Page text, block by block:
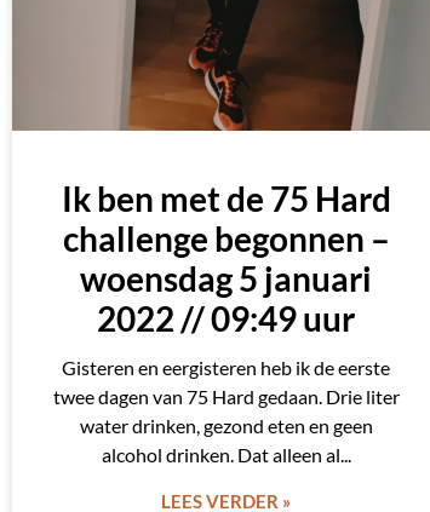
Ik ben met de 75 Hard
challenge begonnen –
woensdag 5 januari
2022 // 09:49 uur
Gisteren en eergisteren heb ik de eerste
twee dagen van 75 Hard gedaan. Drie liter
water drinken, gezond eten en geen
alcohol drinken. Dat alleen al
LEES VERDER »